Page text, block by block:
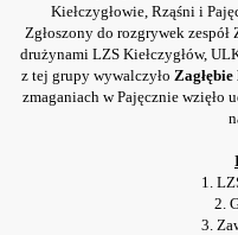
Kiełczygłowie, Rząśni i
Zgłoszony do rozgrywek
drużynami LZS Kiełczygłów,
z tej grupy wywalczyło
zmaganiach w Pajęcznie wzięło
1.
2.
3.